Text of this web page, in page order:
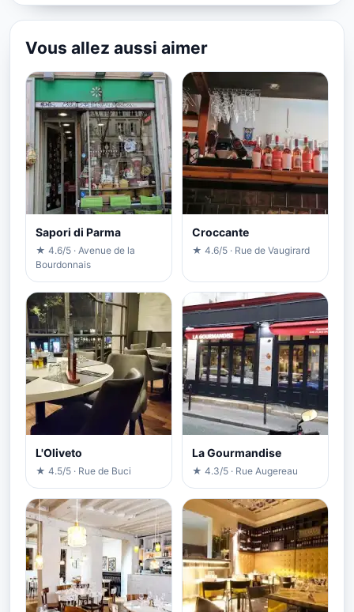
Vous allez aussi aimer
Sapori di Parma
★ 4.6/5 · Avenue de la
Bourdonnais
Croccante
★ 4.6/5 · Rue de Vaugirard
L'Oliveto
★ 4.5/5 · Rue de Buci
La Gourmandise
★ 4.3/5 · Rue Augereau